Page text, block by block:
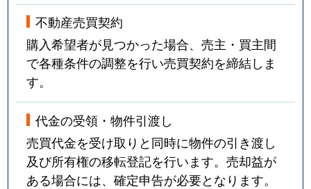
不動産売買契約
購入希望者が見つかった場合、売主・買主間
で各種条件の調整を行い売買契約を締結しま
す。
代金の受領・物件引渡し
売買代金を受け取りと同時に物件の引き渡し
及び所有権の移転登記を行います。売却益が
ある場合には、確定申告が必要となります。